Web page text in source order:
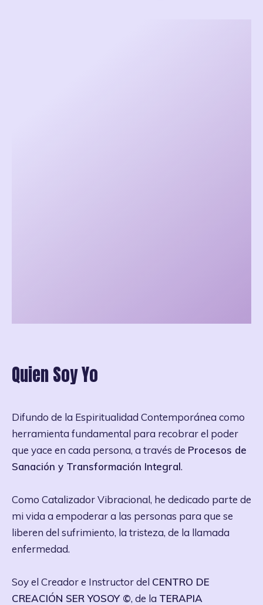
Quien Soy Yo
Difundo de la Espiritualidad Contemporánea como
herramienta fundamental para recobrar el poder
que yace en cada persona, a través de Procesos de
Sanación y Transformación Integral.
Como Catalizador Vibracional, he dedicado parte de
mi vida a empoderar a las personas para que se
liberen del sufrimiento, la tristeza, de la llamada
enfermedad.
Soy el Creador e Instructor del CENTRO DE
CREACIÓN SER YOSOY ©, de la TERAPIA